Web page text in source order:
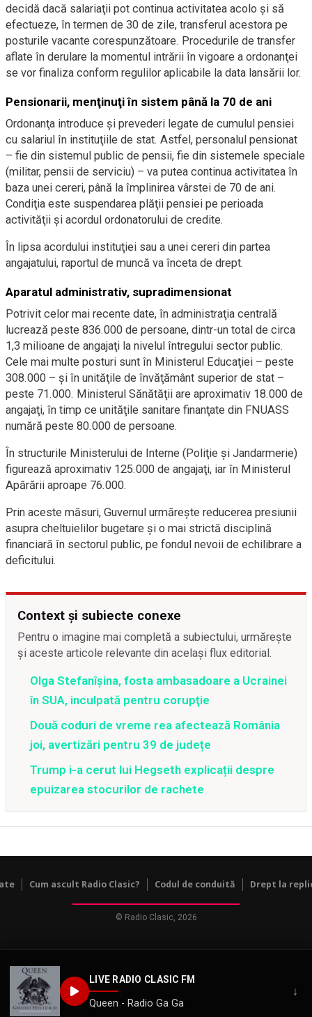
LIVE RADIO CLASIC FM
Queen - Radio Ga Ga
↓
decidă dacă salariaţii pot continua activitatea acolo şi să
efectueze, în termen de 30 de zile, transferul acestora pe
posturile vacante corespunzătoare. Procedurile de transfer
aflate în derulare la momentul intrării în vigoare a ordonanţei
se vor finaliza conform regulilor aplicabile la data lansării lor.
Pensionarii, menţinuţi în sistem până la 70 de ani
Ordonanţa introduce şi prevederi legate de cumulul pensiei
cu salariul în instituţiile de stat. Astfel, personalul pensionat
– fie din sistemul public de pensii, fie din sistemele speciale
(militar, pensii de serviciu) – va putea continua activitatea în
baza unei cereri, până la împlinirea vârstei de 70 de ani.
Condiţia este suspendarea plăţii pensiei pe perioada
activităţii şi acordul ordonatorului de credite.
În lipsa acordului instituţiei sau a unei cereri din partea
angajatului, raportul de muncă va înceta de drept.
Aparatul administrativ, supradimensionat
Potrivit celor mai recente date, în administraţia centrală
lucrează peste 836.000 de persoane, dintr-un total de circa
1,3 milioane de angajaţi la nivelul întregului sector public.
Cele mai multe posturi sunt în Ministerul Educaţiei – peste
308.000 – şi în unităţile de învăţământ superior de stat –
peste 71.000. Ministerul Sănătăţii are aproximativ 18.000 de
angajaţi, în timp ce unităţile sanitare finanţate din FNUASS
numără peste 80.000 de persoane.
În structurile Ministerului de Interne (Poliţie şi Jandarmerie)
figurează aproximativ 125.000 de angajaţi, iar în Ministerul
Apărării aproape 76.000.
Prin aceste măsuri, Guvernul urmăreşte reducerea presiunii
asupra cheltuielilor bugetare şi o mai strictă disciplină
financiară în sectorul public, pe fondul nevoii de echilibrare a
deficitului.
Context și subiecte conexe
Pentru o imagine mai completă a subiectului, urmărește
și aceste articole relevante din același flux editorial.
Olga Stefanîşina, fosta ambasadoare a Ucrainei
în SUA, inculpată pentru corupţie
Două coduri de vreme rea afectează România
joi, avertizări pentru 39 de județe
Trump i-a cerut lui Hegseth explicații despre
epuizarea stocurilor de rachete
Cum ascult Radio Clasic? Codul de conduită Drept la
© Radio Clasic, 2026